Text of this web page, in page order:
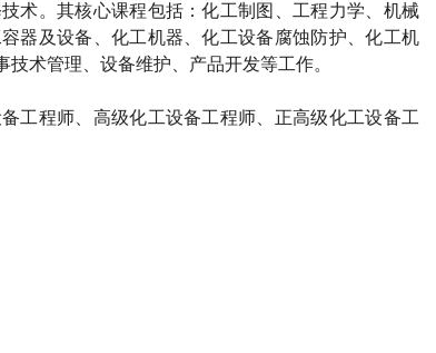
术。其核心课程包括：化工制图、工程力学、机械
器及设备、化工机器、化工设备腐蚀防护、化工机
术管理、设备维护、产品开发等工作。
工程师、高级化工设备工程师、正高级化工设备工